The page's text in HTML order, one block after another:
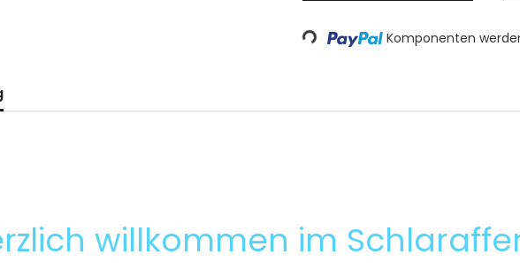
Loading... Komponenten
willkommen im